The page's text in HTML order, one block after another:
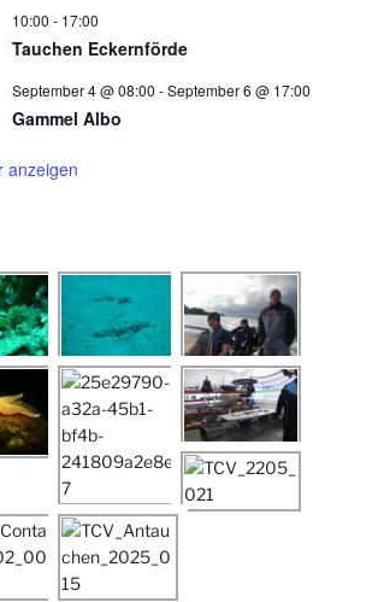
10:00 - 17:00
Tauchen Eckernförde
September 4 @ 08:00 -September 6 @ 17:00
Gammel Albo
anzeigen